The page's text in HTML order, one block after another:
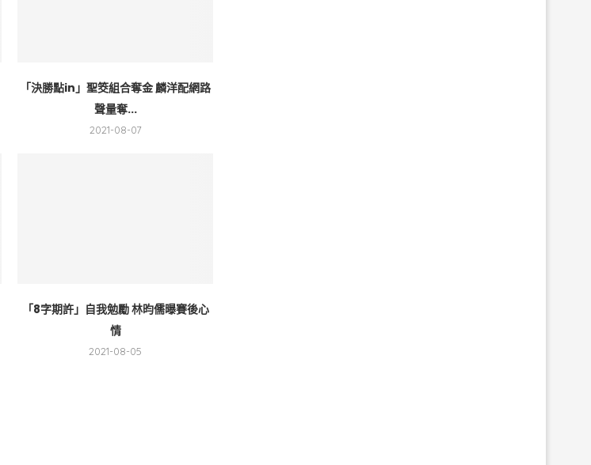
「決勝點in」聖筊組合奪金 麟洋配網路
聲量奪...
2021-08-07
「8字期許」自我勉勵 林昀儒曝賽後心
情
2021-08-05